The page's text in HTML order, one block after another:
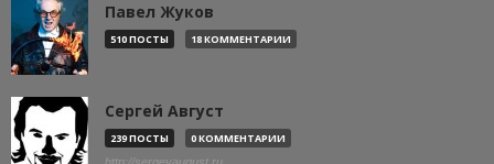
Павел Жуков
510 ПОСТЫ 18 КОММЕНТАРИИ
Сергей Август
239 ПОСТЫ 0 КОММЕНТАРИИ